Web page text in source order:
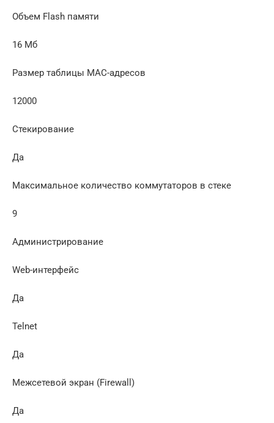
Объем Flash памяти
16 Мб
Размер таблицы MAC-адресов
12000
Стекирование
Да
Максимальное количество коммутаторов в стеке
9
Администрирование
Web-интерфейс
Да
Telnet
Да
Межсетевой экран (Firewall)
Да